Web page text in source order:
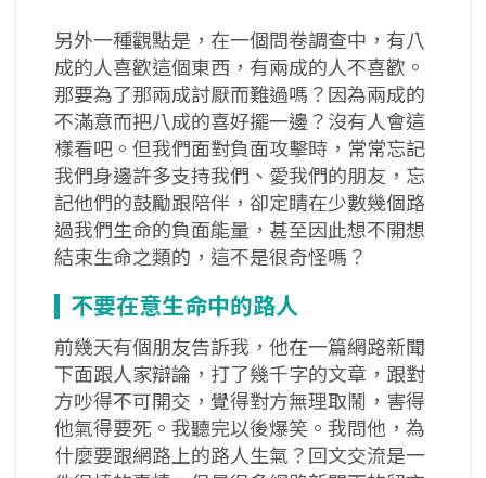
另外一種觀點是，在一個問卷調查中，有八
成的人喜歡這個東西，有兩成的人不喜歡。
那要為了那兩成討厭而難過嗎？因為兩成的
不滿意而把八成的喜好擺一邊？沒有人會這
樣看吧。但我們面對負面攻擊時，常常忘記
我們身邊許多支持我們、愛我們的朋友，忘
記他們的鼓勵跟陪伴，卻定睛在少數幾個路
過我們生命的負面能量，甚至因此想不開想
結束生命之類的，這不是很奇怪嗎？
不要在意生命中的路人
前幾天有個朋友告訴我，他在一篇網路新聞
下面跟人家辯論，打了幾千字的文章，跟對
方吵得不可開交，覺得對方無理取鬧，害得
他氣得要死。我聽完以後爆笑。我問他，為
什麼要跟網路上的路人生氣？回文交流是一